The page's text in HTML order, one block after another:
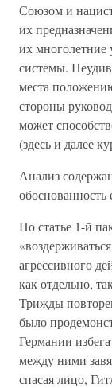
Союзом и
их
их многолетние
системы.
места
стороны
может
(здесь и далее
Анализ
обоснованность
По статье 1-й
«воздерживаться
агрессивного
как отдельно,
Трижды
было
Германии
между ними
спасая лицо,